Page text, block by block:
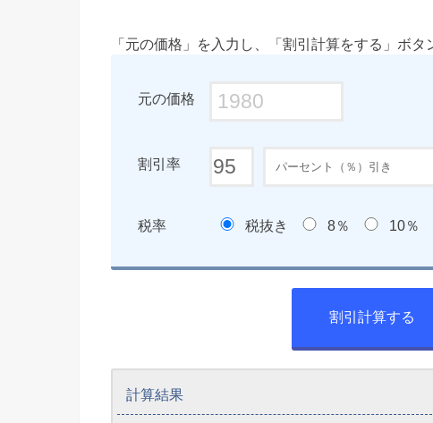
「元の価格」を入力し、「割引計算をする」ボ
元の価格
割引率
税率 税抜き 8％ 10％
割引計算する
計算結果